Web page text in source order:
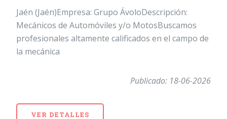
Jaén (Jaén)Empresa: Grupo ÁvoloDescripción:
Mecánicos de Automóviles y/o MotosBuscamos
profesionales altamente calificados en el campo de
la mecánica
Publicado: 18-06-2026
VER DETALLES